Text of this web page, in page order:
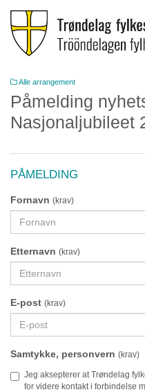
Alle arrangement
Påmelding
Nasjonaljubileet
PÅMELDING
Fornavn (krav)
Etternavn (krav)
E-post (krav)
Samtykke, personvern (krav)
Jeg aksepterer at Trøndelag
for videre kontakt i forbindelse